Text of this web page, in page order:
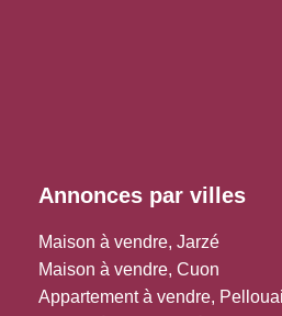
Annonces par villes
Maison à vendre, Jarzé
Maison à vendre, Cuon
Appartement à vendre,